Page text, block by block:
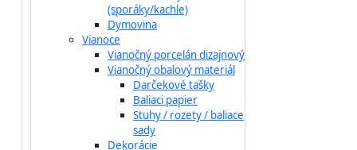
(sporáky/kachle)
Dymovina
Vianoce
Vianočný porcelán dizajnový
Vianočný obalový materiál
Darčekové tašky
Baliaci papier
Stuhy / rozety / baliace
sady
Dekorácie